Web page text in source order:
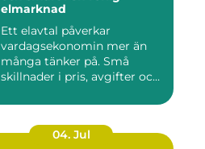
elmarknad
Ett elavtal påverkar
vardagsekonomin mer än
många tänker på. Små
skillnader i pris, avgifter och
04. Jul